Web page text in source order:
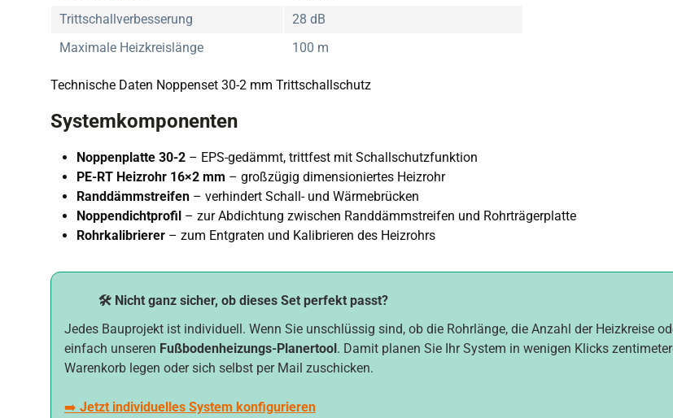
Trittschallverbesserung
28 dB
Maximale Heizkreislänge
100 m
Technische Daten Noppenset 30-2 mm Trittschallschutz
Systemkomponenten
Noppenplatte 30-2 – EPS-gedämmt, trittfest mit Schallschutzfunktion
PE-RT Heizrohr 16×2 mm – großzügig dimensioniertes Heizrohr
Randdämmstreifen – verhindert Schall- und Wärmebrücken
Noppendichtprofil – zur Abdichtung zwischen Randdämmstreifen und Rohrträgerplatte
Rohrkalibrierer – zum Entgraten und Kalibrieren des Heizrohrs
🛠️ Nicht ganz sicher, ob dieses Set perfekt passt?
Jedes Bauprojekt ist individuell. Wenn Sie unschlüssig sind, ob die Rohrlänge, die Anzahl der Heizkreise
einfach unseren Fußbodenheizungs-Planertool. Damit planen Sie Ihr System in wenigen Klicks
Warenkorb legen oder sich selbst per Mail zuschicken.
➡️ Jetzt individuelles System konfigurieren